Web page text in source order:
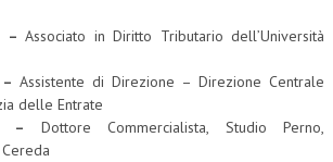
–Associato in Diritto Tributario dell’Università
Assistente di Direzione – Direzione Centrale
delle Entrate
– Dottore Commercialista, Studio Perno,